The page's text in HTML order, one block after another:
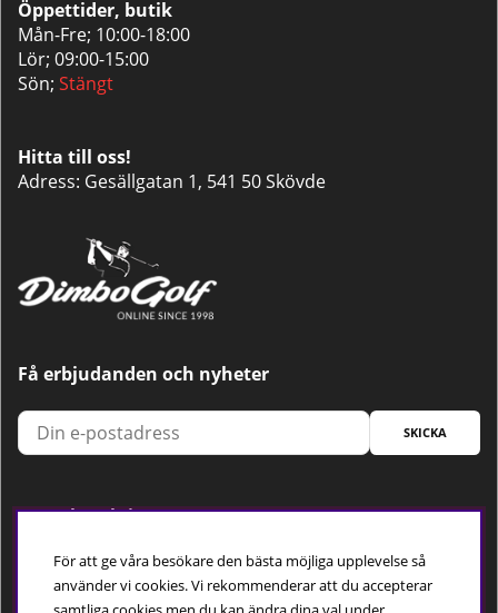
Öppettider, butik
Mån-Fre; 10:00-18:00
Lör; 09:00-15:00
Sön; Stängt
Hitta till oss!
Adress: Gesällgatan 1, 541 50 Skövde
Få erbjudanden och nyheter
SKICKA
Trygg betalning
För att ge våra besökare den bästa möjliga upplevelse så
använder vi cookies. Vi rekommenderar att du accepterar